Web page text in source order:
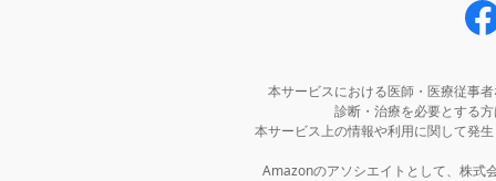
本サービスにおける医師・医療従事
診断・治療を必要とする
本サービス上の情報や利用に関して発
Amazonのアソシエイトとして、株式